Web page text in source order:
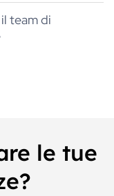
team di
le tue